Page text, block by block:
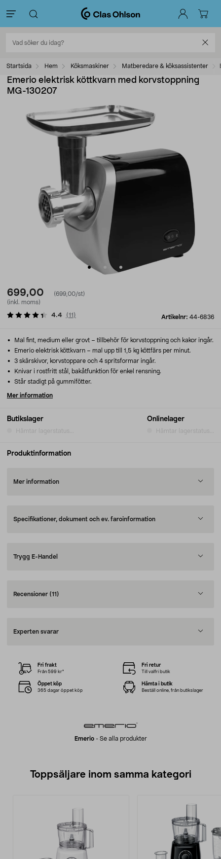
Startsida Hem Köksmaskiner Matberedare & köksassistenter
Emerio elektrisk köttkvarn med korvstoppning
MG-130207
699,00
(699,00/st)
(inkl. moms)
Artikelnr: 44-6836
4.4 (11 )
Butikslager
Hämtar lagerstatus...
Onlinelager
Hämtar lagerstatus...
Mal fint, medium eller grovt – tillbehör för korvstoppning och kakor ingår.
Emerio elektrisk köttkvarn – mal upp till 1,5 kg köttfärs per minut.
3 skärskivor, korvstoppare och 4 spritsformar ingår.
Knivar i rostfritt stål, bakåtfunktion för enkel rensning.
Står stadigt på gummifötter.
Mer information
Produktinformation
Mer information
Specifikationer, dokument och ev. faroinformation
Trygg E-Handel
Recensioner (11)
Experten svarar
Emerio- Se alla produkter
Fri frakt
Från 599 kr*
Fri retur
Till valfri butik
Öppet köp
365 dagar öppet köp
Hämta i butik
Beställ online, från butikslager
Toppsäljare inom samma kategori